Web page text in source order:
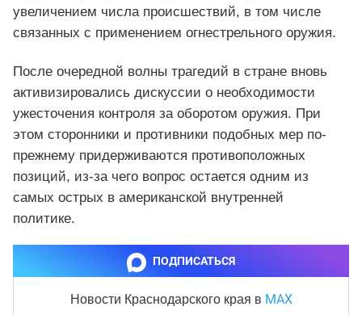
увеличением числа происшествий, в том числе
связанных с применением огнестрельного оружия.
После очередной волны трагедий в стране вновь
активизировались дискуссии о необходимости
ужесточения контроля за оборотом оружия. При
этом сторонники и противники подобных мер по-
прежнему придерживаются противоположных
позиций, из-за чего вопрос остается одним из
самых острых в американской внутренней
политике.
ПОДПИСАТЬСЯ
Новости Краснодарского края в MAX